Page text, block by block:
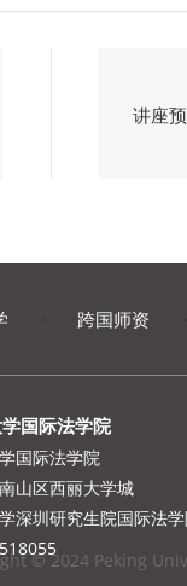
讲座
跨国师资
国际法学院
国际法学院
山区西丽大学城
深圳研究生院国际法
© 2024 Peking